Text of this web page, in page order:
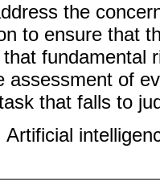
the
to ensure that
fundamental
assessment of
that falls to
Artificial